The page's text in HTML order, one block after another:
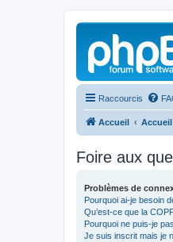
Raccourcis
Accueil
Foire aux
Problèmes de
Pourquoi ai-je besoin
Qu’est-ce que la
Pourquoi ne puis-je
Je suis inscrit mais je